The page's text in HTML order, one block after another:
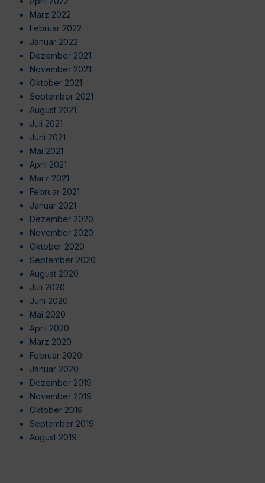
März 2022
Februar 2022
Januar 2022
Dezember 2021
November 2021
Oktober 2021
September 2021
August 2021
Juli 2021
Juni 2021
Mai 2021
April 2021
März 2021
Februar 2021
Januar 2021
Dezember 2020
November 2020
Oktober 2020
September 2020
August 2020
Juli 2020
Juni 2020
Mai 2020
April 2020
März 2020
Februar 2020
Januar 2020
Dezember 2019
November 2019
Oktober 2019
September 2019
August 2019